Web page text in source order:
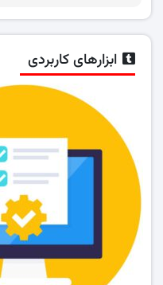
ابزارهای کاربردی